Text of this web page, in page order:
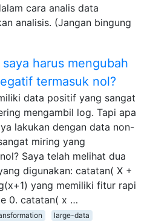
cara analis data
analisis. (Jangan bingung
saya harus mengubah
termasuk nol?
data positif yang sangat
mengambil log. Tapi apa
lakukan dengan data non-
miring yang
Saya telah melihat dua
digunakan: catatan( X +
yang memiliki fitur rapi
0. catatan( x …
large-data